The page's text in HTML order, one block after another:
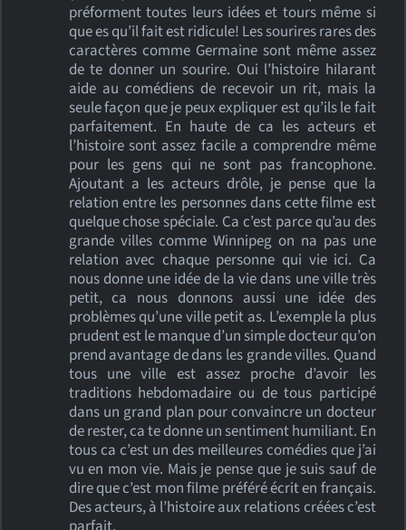
préforment toutes leurs idées et tours même si
que es qu’il fait est ridicule! Les sourires rares des
caractères comme Germaine sont même assez
de te donner un sourire. Oui l’histoire hilarant
aide au comédiens de recevoir un rit, mais la
seule façon que je peux expliquer est qu’ils le fait
parfaitement. En haute de ca les acteurs et
l’histoire sont assez facile a comprendre même
pour les gens qui ne sont pas francophone.
Ajoutant a les acteurs drôle, je pense que la
relation entre les personnes dans cette filme est
quelque chose spéciale. Ca c’est parce qu’au des
grande villes comme Winnipeg on na pas une
relation avec chaque personne qui vie ici. Ca
nous donne une idée de la vie dans une ville très
petit, ca nous donnons aussi une idée des
problèmes qu’une ville petit as. L’exemple la plus
prudent est le manque d’un simple docteur qu’on
prend avantage de dans les grande villes. Quand
tous une ville est assez proche d’avoir les
traditions hebdomadaire ou de tous participé
dans un grand plan pour convaincre un docteur
de rester, ca te donne un sentiment humiliant. En
tous ca c’est un des meilleures comédies que j’ai
vu en mon vie. Mais je pense que je suis sauf de
dire que c’est mon filme préféré écrit en français.
Des acteurs, à l’histoire aux relations créées c’est